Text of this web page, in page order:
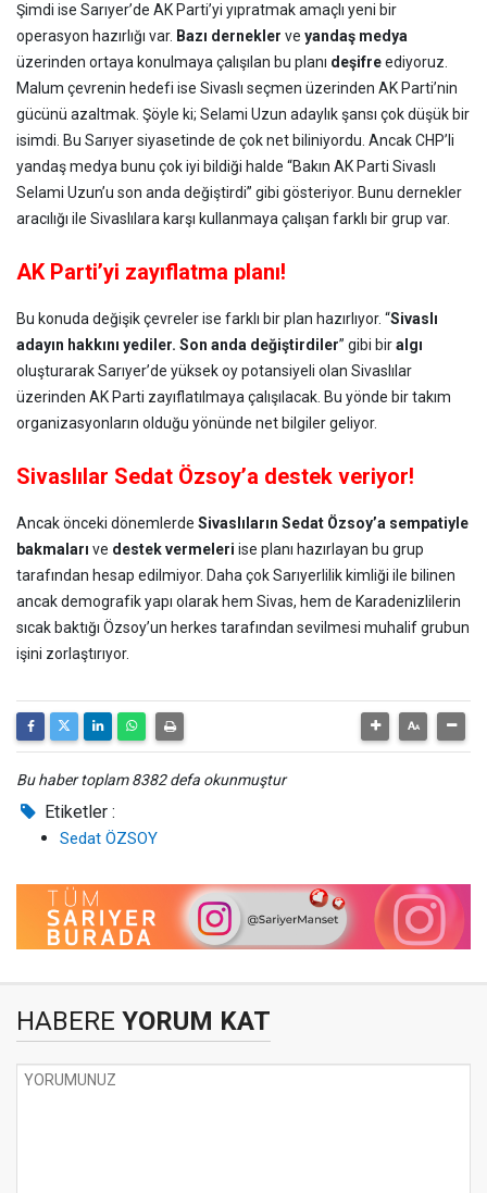
Şimdi ise Sarıyer’de AK Parti’yi yıpratmak amaçlı yeni bir
operasyon hazırlığı var. Bazı dernekler ve yandaş medya
üzerinden ortaya konulmaya çalışılan bu planı deşifreediyoruz.
Malum çevrenin hedefi ise Sivaslı seçmen üzerinden AK Parti’nin
gücünü azaltmak. Şöyle ki; Selami Uzun adaylık şansı çok düşük bir
isimdi. Bu Sarıyer siyasetinde de çok net biliniyordu. Ancak CHP’li
yandaş medya bunu çok iyi bildiği halde “Bakın AK Parti Sivaslı
Selami Uzun’u son anda değiştirdi” gibi gösteriyor. Bunu dernekler
aracılığı ile Sivaslılara karşı kullanmaya çalışan farklı bir grup var.
AK Parti’yi zayıflatma planı!
Bu konuda değişik çevreler ise farklı bir plan hazırlıyor. “Sivaslı
adayın hakkını yediler. Son anda değiştirdiler” gibi biralgı
oluşturarak Sarıyer’de yüksek oy potansiyeli olan Sivaslılar
üzerinden AK Parti zayıflatılmaya çalışılacak. Bu yönde bir takım
organizasyonların olduğu yönünde net bilgiler geliyor.
Sivaslılar Sedat Özsoy’a destek veriyor!
Ancak önceki dönemlerde Sivaslıların Sedat Özsoy’a sempatiyle
bakmaları ve destek vermeleri ise planı hazırlayan bu grup
tarafından hesap edilmiyor. Daha çok Sarıyerlilik kimliği ile bilinen
ancak demografik yapı olarak hem Sivas, hem de Karadenizlilerin
sıcak baktığı Özsoy’un herkes tarafından sevilmesi muhalif grubun
işini zorlaştırıyor.
Bu haber toplam 8382 defa okunmuştur
Etiketler :
Sedat ÖZSOY
HABERE YORUM KAT